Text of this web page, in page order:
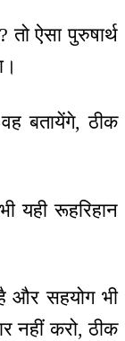
ऐसा पुरुषार्थ
बतायेंगे, ठीक
यही रूहरिहान
और सहयोग भी
नहीं करो, ठीक